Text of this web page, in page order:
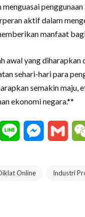
aktif dalam
manfaat
awal yang
sehari-hari para
semakin maju,
ekonomi negara.**
Telegram
Line
Online Industri